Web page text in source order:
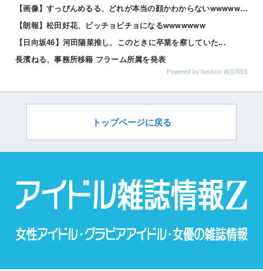
【画像】すっぴんめるる、どれが本当の顔かわからないwwwww 他
【朗報】松田好花、ビッチョビチョになるwwwwwww
【日向坂46】河田陽菜推し、このときに卒業を察していた...
長濱ねる、事務所移籍 フラーム所属を発表
Powered by livedoor 相互RSS
トップページに戻る